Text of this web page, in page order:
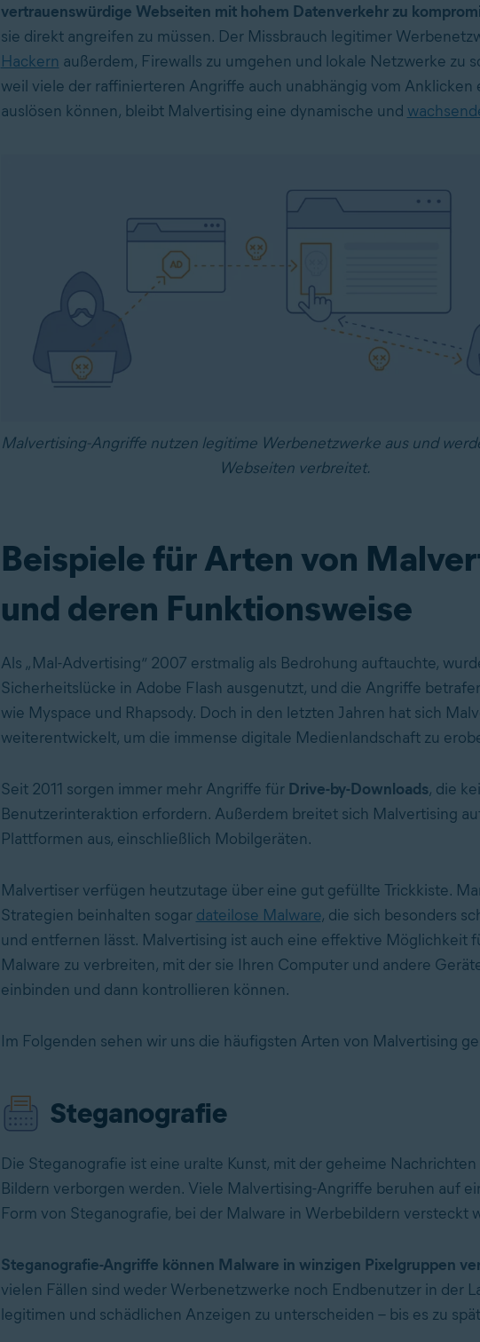
vertrauenswürdige Webseiten mit hohem Datenverkehr zu
sie direkt angreifen zu müssen. Der Missbrauch legitimer
Hackern außerdem, Firewalls zu umgehen und lokale Netzwerke zu
weil viele der raffinierteren Angriffe auch unabhängig vom Anklicken
auslösen können, bleibt Malvertising eine dynamische und
Malvertising-Angriffe nutzen legitime Werbenetzwerke aus und
Webseiten verbreitet.
Beispiele für Arten von
und deren Funktionsweise
Als „Mal-Advertising“ 2007 erstmalig als Bedrohung auftauchte,
Sicherheitslücke in Adobe Flash ausgenutzt, und die Angriffe
wie Myspace und Rhapsody. Doch in den letzten Jahren hat sich
weiterentwickelt, um die immense digitale Medienlandschaft zu
Seit 2011 sorgen immer mehr Angriffe für Drive-by-Downloads, die
Benutzerinteraktion erfordern. Außerdem breitet sich Malvertising
Plattformen aus, einschließlich Mobilgeräten.
Malvertiser verfügen heutzutage über eine gut gefüllte Trickkiste.
Strategien beinhalten sogar dateilose Malware, die sich besonders
und entfernen lässt. Malvertising ist auch eine effektive Möglichkeit
Malware zu verbreiten, mit der sie Ihren Computer und andere
einbinden und dann kontrollieren können.
Im Folgenden sehen wir uns die häufigsten Arten von Malvertising
Steganografie
Die Steganografie ist eine uralte Kunst, mit der geheime Nachrichten
Bildern verborgen werden. Viele Malvertising-Angriffe beruhen auf
Form von Steganografie, bei der Malware in Werbebildern versteckt
Steganografie-Angriffe können Malware in winzigen Pixelgruppen
vielen Fällen sind weder Werbenetzwerke noch Endbenutzer in der
legitimen und schädlichen Anzeigen zu unterscheiden – bis es zu